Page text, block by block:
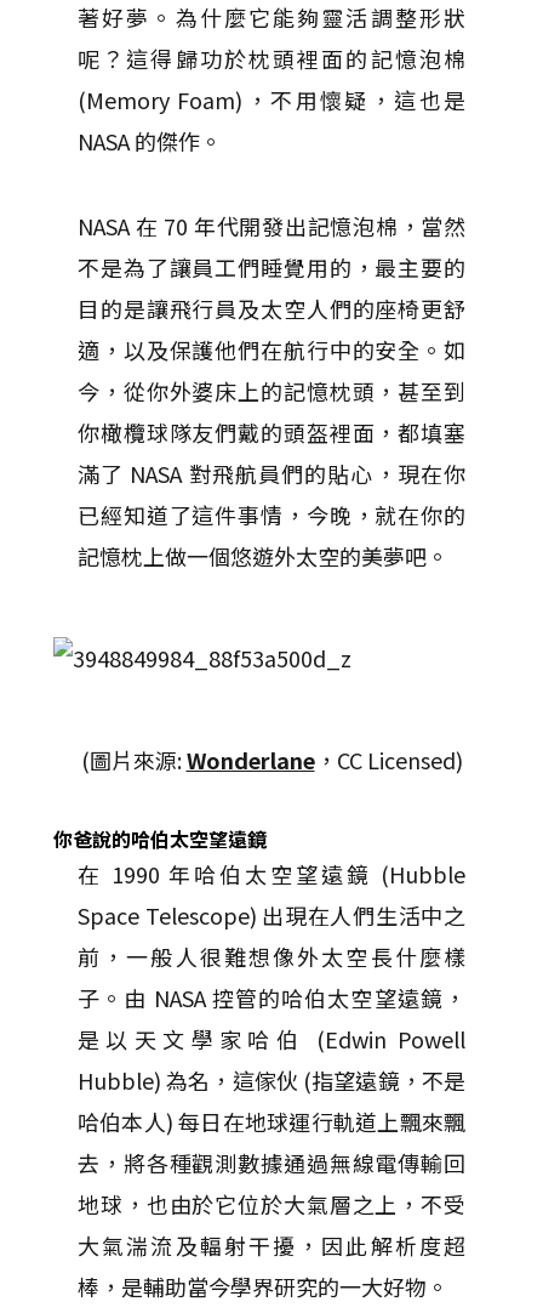
著好夢。為什麼它能夠靈活調整形狀
呢？這得歸功於枕頭裡面的記憶泡棉
(Memory Foam)，不用懷疑，這也是
NASA 的傑作。
NASA 在 70 年代開發出記憶泡棉，當然
不是為了讓員工們睡覺用的，最主要的
目的是讓飛行員及太空人們的座椅更舒
適，以及保護他們在航行中的安全。如
今，從你外婆床上的記憶枕頭，甚至到
你橄欖球隊友們戴的頭盔裡面，都填塞
滿了 NASA 對飛航員們的貼心，現在你
已經知道了這件事情，今晚，就在你的
記憶枕上做一個悠遊外太空的美夢吧。
(圖片來源:Wonderlane，CC Licensed)
你爸說的哈伯太空望遠鏡
在 1990 年哈伯太空望遠鏡 (Hubble
Space Telescope) 出現在人們生活中之
前，一般人很難想像外太空長什麼樣
子。由 NASA 控管的哈伯太空望遠鏡，
是以天文學家哈伯 (Edwin Powell
Hubble) 為名，這傢伙 (指望遠鏡，不是
哈伯本人) 每日在地球運行軌道上飄來飄
去，將各種觀測數據通過無線電傳輸回
地球，也由於它位於大氣層之上，不受
大氣湍流及輻射干擾，因此解析度超
棒，是輔助當今學界研究的一大好物。